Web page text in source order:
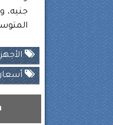
المتوسطة
أسعار